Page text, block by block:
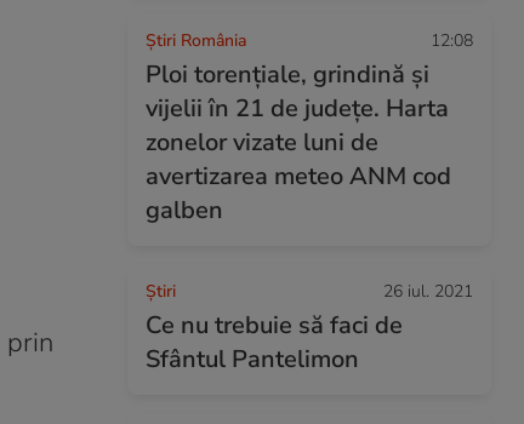
prin
Știri România 12:08
Ploi torențiale, grindină și
vijelii în 21 de județe. Harta
zonelor vizate luni de
avertizarea meteo ANM cod
galben
Ştiri 26 iul. 2021
Ce nu trebuie să faci de
Sfântul Pantelimon